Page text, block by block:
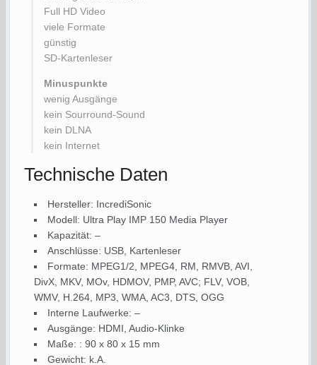
Full HD Video
viele Formate
günstig
SD-Kartenleser
Minuspunkte
wenig Ausgänge
kein Sourround-Sound
kein DLNA
kein Internet
Technische Daten
Hersteller: IncrediSonic
Modell: Ultra Play IMP 150 Media Player
Kapazität: –
Anschlüsse: USB, Kartenleser
Formate: MPEG1/2, MPEG4, RM, RMVB, AVI,
DivX, MKV, MOv, HDMOV, PMP, AVC; FLV, VOB,
WMV, H.264, MP3, WMA, AC3, DTS, OGG
Interne Laufwerke: –
Ausgänge: HDMI, Audio-Klinke
Maße: : 90 x 80 x 15 mm
Gewicht: k.A.